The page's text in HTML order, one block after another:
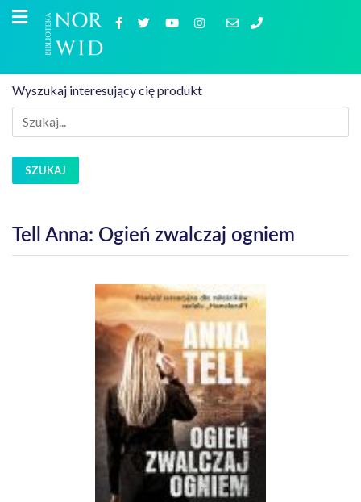
Wyszukaj interesujący cię produkt
SZUKAJ
Tell Anna: Ogień zwalczaj ogniem